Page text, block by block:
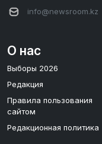
info@newsroom.kz
О нас
Выборы 2026
Редакция
Правила пользования
сайтом
Редакционная политика